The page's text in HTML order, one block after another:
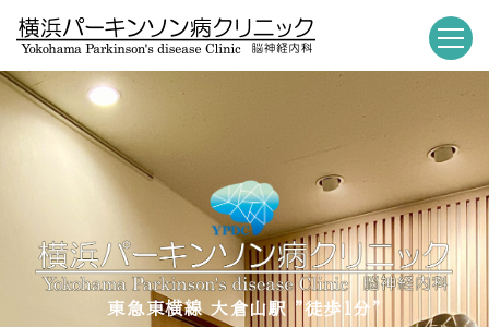
東急東横線 大倉山駅 "徒歩１分"